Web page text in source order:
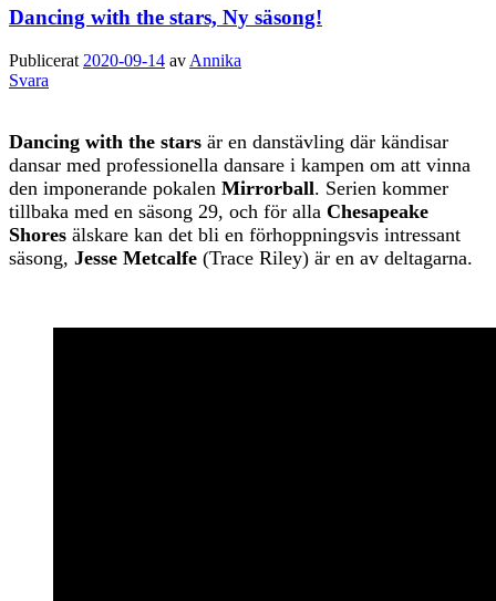
Dancing with the stars, Ny säsong!
Publicerat 2020-09-14 av Annika
Svara
Dancing with the stars är en danstävling där kändisar
dansar med professionella dansare i kampen om att vinna
den imponerande pokalen Mirrorball. Serien kommer
tillbaka med en säsong 29, och för alla Chesapeake
Shores älskare kan det bli en förhoppningsvis intressant
säsong, Jesse Metcalfe (Trace Riley) är en av deltagarna.